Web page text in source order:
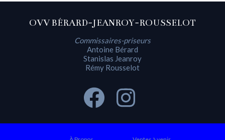
OVV BÉRARD-JEANROY-ROUSSELOT
Commissaires-priseurs
Antoine Bérard
Stanislas Jeanroy
Rémy Rousselot